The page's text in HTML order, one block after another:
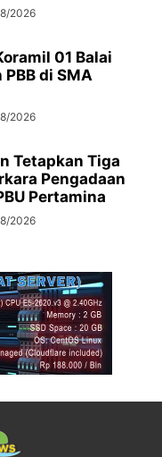
2026
01 Balai
di SMA
2026
Tetapkan Tiga
Pengadaan
Pertamina
2026